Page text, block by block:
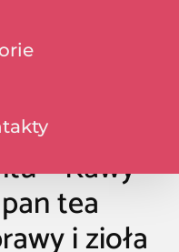
– Kawy
tea
i zioła